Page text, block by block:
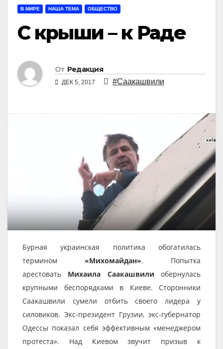
В МИРЕ НАША ТЕМА ОБЩЕСТВО
С крыши – к Раде
От Редакция
ДЕК 5, 2017 #Саакашвили
Бурная украинская политика обогатилась
термином «Михомайдан». Попытка
арестовать Михаила Саакашвили обернулась
крупными беспорядками в Киеве. Сторонники
Саакашвили сумели отбить своего лидера у
силовиков. Экс-президент Грузии, экс-губернатор
Одессы показал себя эффективным «менеджером
протеста». Над Киевом звучит призыв к